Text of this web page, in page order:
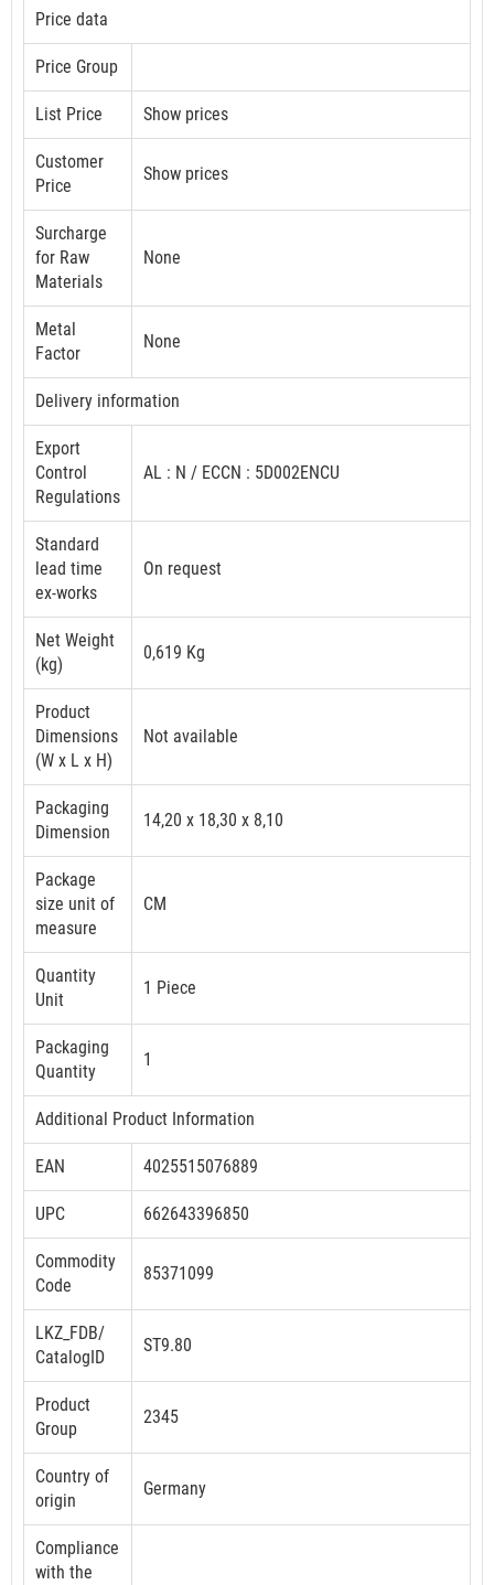
Price data
Price Group
List Price Show prices
Customer
Price
Show prices
Surcharge
for Raw
Materials
None
Metal
Factor
None
Delivery information
Export
Control
Regulations
AL : N / ECCN : 5D002ENCU
Standard
lead time
ex-works
On request
Net Weight
(kg)
0,619 Kg
Product
Dimensions
(W x L x H)
Not available
Packaging
Dimension
14,20 x 18,30 x 8,10
Package
size unit of
measure
CM
Quantity
Unit
1 Piece
Packaging
Quantity
1
Additional Product Information
EAN 4025515076889
UPC 662643396850
Commodity
Code
85371099
LKZ_FDB/
CatalogID
ST9.80
Product
Group
2345
Country of
origin
Germany
Compliance
with the